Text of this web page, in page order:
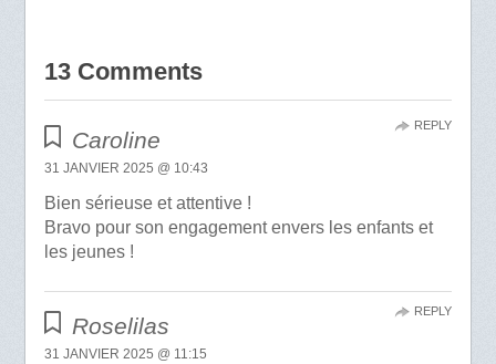
13 Comments
Caroline
31 JANVIER 2025 @ 10:43
Bien sérieuse et attentive !
Bravo pour son engagement envers les enfants et
les jeunes !
REPLY
Roselilas
31 JANVIER 2025 @ 11:15
REPLY